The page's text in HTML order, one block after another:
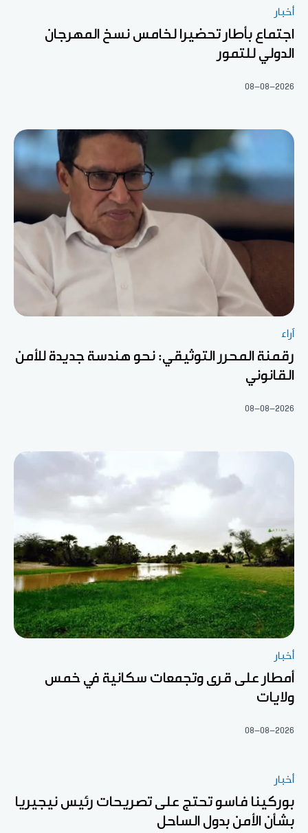
أخبار
اجتماع بأطار تحضيرا لخامس نسخ المهرجان
الدولي للتمور
08-08-2026
آراء
رقمنة المحرر التوثيقي: نحو هندسة جديدة للأمن
القانوني
08-08-2026
أخبار
أمطار على قرى وتجمعات سكانية في خمس
ولايات
08-08-2026
أخبار
بوركينا فاسو تحتج على تصريحات رئيس نيجيريا
بشأن الأمن بدول الساحل